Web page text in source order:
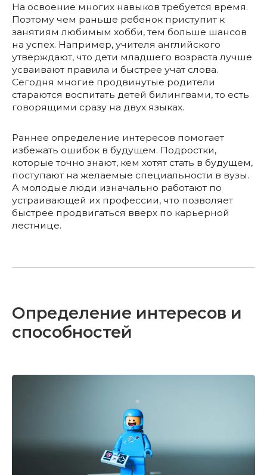
На освоение многих навыков требуется время.
Поэтому чем раньше ребенок приступит к
занятиям любимым хобби, тем больше шансов
на успех. Например, учителя английского
утверждают, что дети младшего возраста лучше
усваивают правила и быстрее учат слова.
Сегодня многие продвинутые родители
стараются воспитать детей билингвами, то есть
говорящими сразу на двух языках.
Раннее определение интересов помогает
избежать ошибок в будущем. Подростки,
которые точно знают, кем хотят стать в будущем,
поступают на желаемые специальности в вузы.
А молодые люди изначально работают по
устраивающей их профессии, что позволяет
быстрее продвигаться вверх по карьерной
лестнице.
Определение интересов и
способностей